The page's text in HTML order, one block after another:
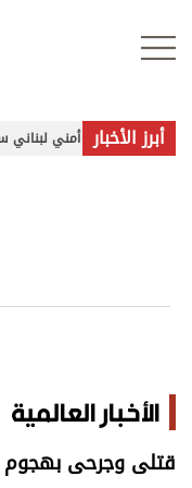
علوم الدار
اقتصاد
أبرز الأخبار
أمني لبناني سوري لبحث
الأخبار العالمية
قتلى وجرحى بهجوم